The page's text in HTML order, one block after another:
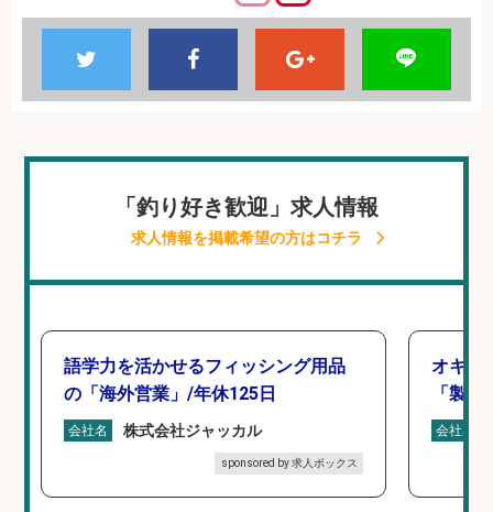
「釣り好き歓迎」求人情報
求人情報を掲載希望の方はコチラ
語学力を活かせるフィッシング用品
の「海外営業」/年休125日
会社名 株式会社ジャッカル
sponsored by 求人ボックス
オキア
「製
会社名